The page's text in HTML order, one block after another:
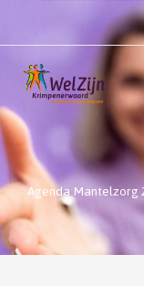
de
inhoud
Agenda Mantelzorg